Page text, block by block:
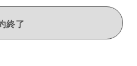
終了